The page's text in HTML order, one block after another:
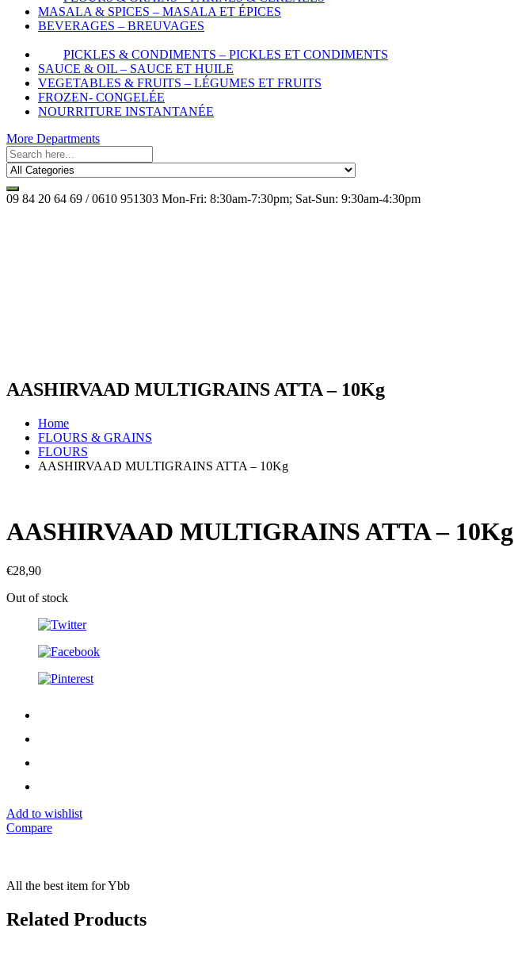
MASALA & SPICES – MASALA ET ÉPICES
BEVERAGES – BREUVAGES
PICKLES & CONDIMENTS – PICKLES ET CONDIMENTS
SAUCE & OIL – SAUCE ET HUILE
VEGETABLES & FRUITS – LÉGUMES ET FRUITS
FROZEN- CONGELÉE
NOURRITURE INSTANTANÉE
More Departments
09 84 20 64 69 / 0610 951303 Mon-Fri: 8:30am-7:30pm; Sat-Sun: 9:30am-4:30pm
AASHIRVAAD MULTIGRAINS ATTA – 10Kg
Home
FLOURS & GRAINS
FLOURS
AASHIRVAAD MULTIGRAINS ATTA – 10Kg
AASHIRVAAD MULTIGRAINS ATTA – 10Kg
€28,90
Out of stock
Add to wishlist
Compare
All the best item for Ybb
Related Products